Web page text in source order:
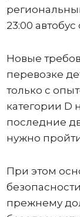
23:00
Новые
перевозке
только с
категории D
последние
нужно
При этом
прежнему